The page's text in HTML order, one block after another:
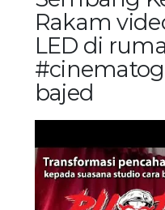
Rakam
LED di
bajed